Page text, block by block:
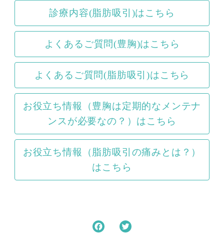
診療内容(脂肪吸引)はこちら
よくあるご質問(豊胸)はこちら
よくあるご質問(脂肪吸引)はこちら
お役立ち情報（豊胸は定期的なメンテナ
ンスが必要なの？）はこちら
お役立ち情報（脂肪吸引の痛みとは？）
はこちら